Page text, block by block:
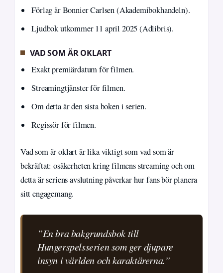
Förlag är Bonnier Carlsen (Akademibokhandeln).
Ljudbok utkommer 11 april 2025 (Adlibris).
VAD SOM ÄR OKLART
Exakt premiärdatum för filmen.
Streamingtjänster för filmen.
Om detta är den sista boken i serien.
Regissör för filmen.
Vad som är oklart är lika viktigt som vad som är
bekräftat: osäkerheten kring filmens streaming och om
detta är seriens avslutning påverkar hur fans bör planera
sitt engagemang.
”En bra bakgrundsbok till
Hungerspelsserien som ger djupare
insyn i världen och karaktärerna.”